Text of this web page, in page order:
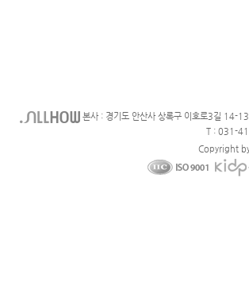
본사 : 경기도 안산사 상록구 이호로3길 14-
T : 031-
Copyright